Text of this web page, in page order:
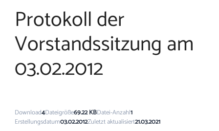
Protokoll der
Vorstandssitzung am
03.02.2012
Download4Dateigröße69.22 KBDatei-Anzahl1
Erstellungsdatum03.02.2012Zuletzt aktualisiert21.03.2021